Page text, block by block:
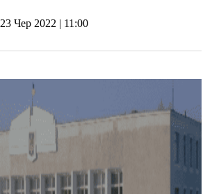
23 Чер 2022 | 11:00